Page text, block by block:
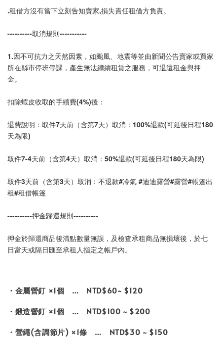
.租借方沒有當下立刻告知賣家,損失責任租借方負責。
----------取消規則-----------
1.因不可抗力之天然因素，如颱風、地震等並由新聞公告賣家或買家
所在縣市停班停課，產生無法繼續租賃之服務，可退還租金與押
金。
扣除蝦皮收取的手續費(4%)後：
退費說明：取件7天前（含第7天）取消：100%退款(可延後日程180
天為限)
取件7-4天前（含第4天）取消：50%退款(可延後日程180天為限)
取件3天前（含第3天）取消：不退款#冷氣 #迪迪露營#露營#帳篷出
租#租借帳篷
----------押金歸還規則----------
押金於歸還商品後清點數量無誤，及檢查承租商品無損壞後，於七
日當天或隔日匯至承租人指定之帳戶內。
・金屬營釘 ×1個 … NTD$60~ $120
・鍛造營釘 ×1個 … NTD$100 ~ $200
・營繩(含調節片) ×1條 … NTD$30 ~ $150